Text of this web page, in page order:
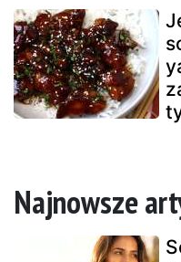
Najnowsze